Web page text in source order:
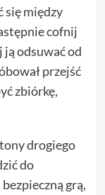
się między
cofnij
ją odsuwać od
przejść
zbiórkę,
drogiego
do
grą,